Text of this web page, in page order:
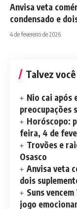
Anvisa veta
condensado e
4 de fevereiro de 2026
Talvez
Nio cai após
preocupações
Horóscopo:
feira, 4 de
Trovões e
Osasco
Anvisa veta
dois
Suns
jogo